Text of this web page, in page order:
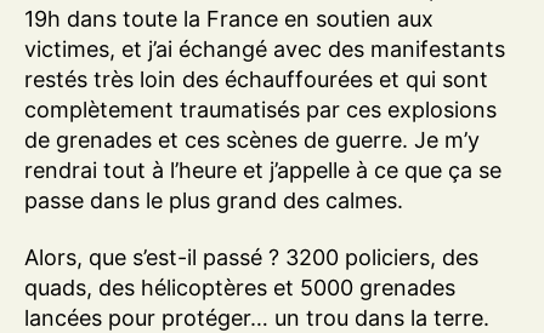
19h dans toute la France en soutien aux
victimes, et j’ai échangé avec des manifestants
restés très loin des échauffourées et qui sont
complètement traumatisés par ces explosions
de grenades et ces scènes de guerre. Je m’y
rendrai tout à l’heure et j’appelle à ce que ça se
passe dans le plus grand des calmes.
Alors, que s’est-il passé ? 3200 policiers, des
quads, des hélicoptères et 5000 grenades
lancées pour protéger… un trou dans la terre.